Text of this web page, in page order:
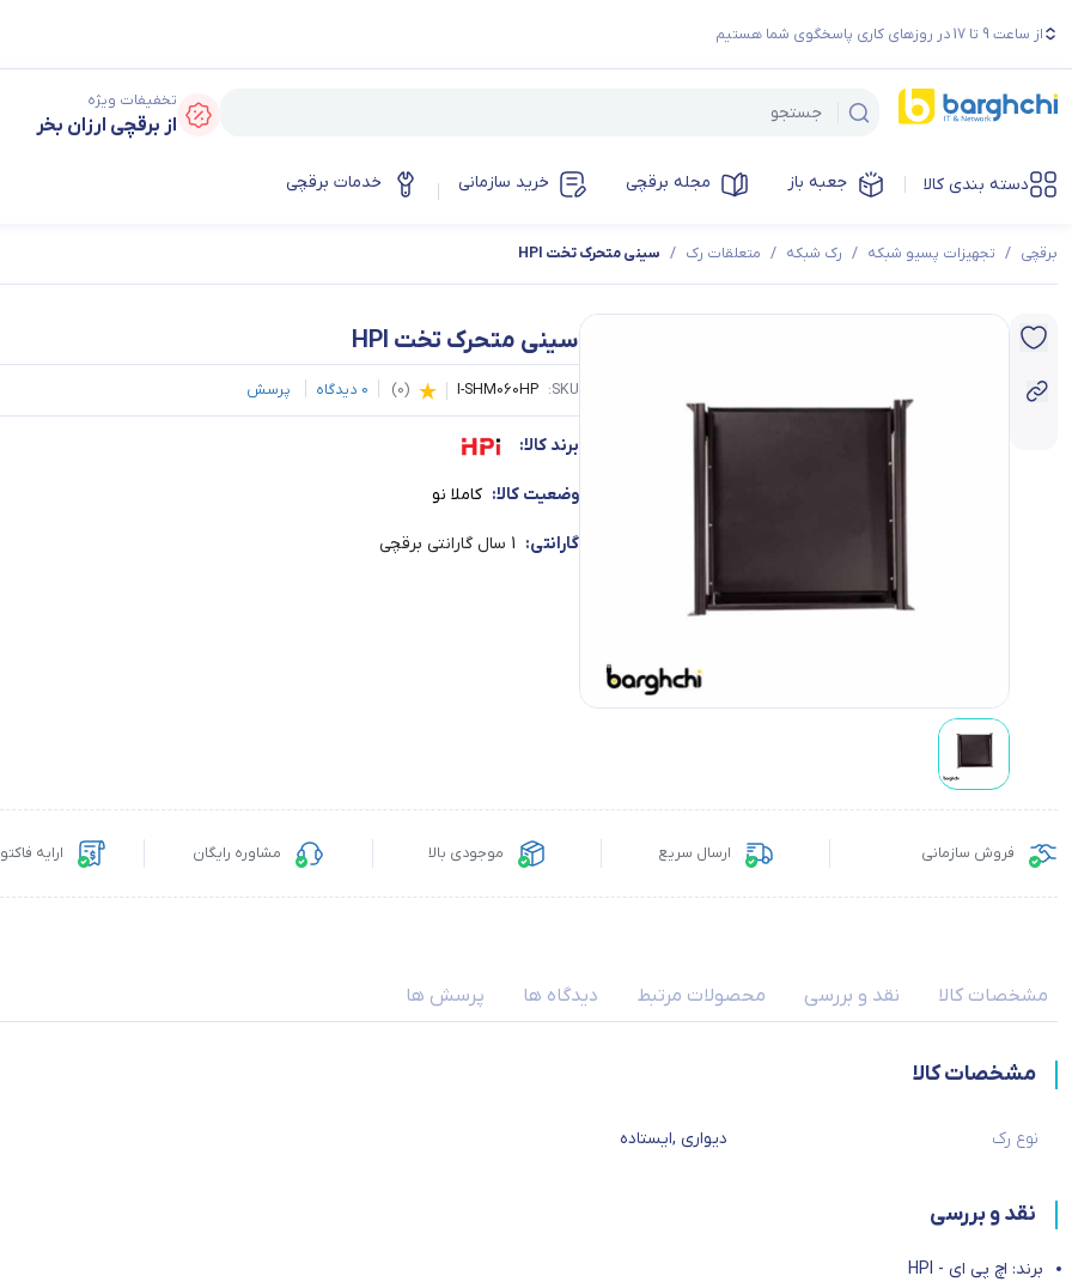
از ساعت 9 تا 17 در روزهای کاری پاسخگوی شما هستیم
تخفیفات ویژه
از برقچی ارزان بخر
دسته بندی کالا جعبه باز مجله برقچی خرید سازمانی خدمات برقچی
برقچی / تجهیزات پسیو شبکه / رک شبکه / متعلقات رک / سینی متحرک تخت HPI
سینی متحرک تخت HPI
SKU:
I-SHM060HP
(
0
)
0 دیدگاه پرسش
برند کالا:
وضعیت کالا: کاملا نو
گارانتی: 1 سال گارانتی برقچی
فروش سازمانی ارسال سریع موجودی بالا مشاوره رایگان ارایه
مشخصات کالا نقد و بررسی محصولات مرتبط دیدگاه ها پرسش ها
مشخصات کالا
نوع رک دیواری ,ایستاده
نقد و بررسی
برند: اچ پی ای - HPI